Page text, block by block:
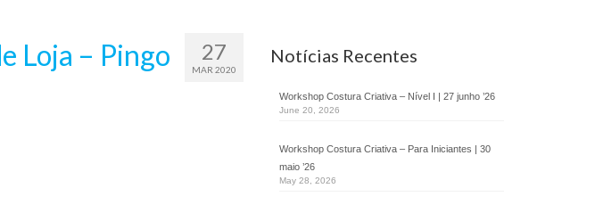
27
MAR 2020
Loja – Pingo
Notícias Recentes
Workshop Costura Criativa – Nível I | 27 junho ’26
June 20, 2026
Workshop Costura Criativa – Para Iniciantes | 30
maio ’26
May 28, 2026